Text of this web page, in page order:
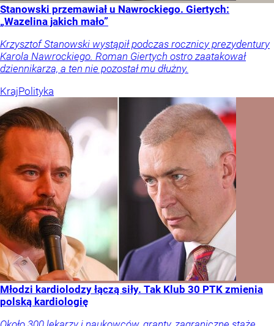
Stanowski przemawiał u Nawrockiego. Giertych:
„Wazelina jakich mało”
Krzysztof Stanowski wystąpił podczas rocznicy prezydentury
Karola Nawrockiego. Roman Giertych ostro zaatakował
dziennikarza, a ten nie pozostał mu dłużny.
KrajPolityka
Młodzi kardiolodzy łączą siły. Tak Klub 30 PTK zmienia
polską kardiologię